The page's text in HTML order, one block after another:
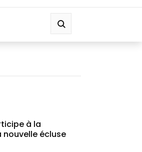
à la
écluse